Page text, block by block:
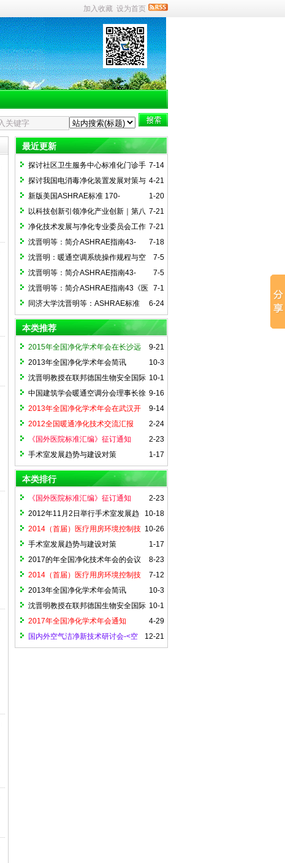
加入收藏 设为首页
最近更新
7-14
探讨社区卫生服务中心标准化门诊手
术室建设（一）
4-21
探讨我国电消毒净化装置发展对策与
国际接轨路径
1-20
新版美国ASHRAE标准 170-
2025《医疗护理设施通风》简介
7-21
以科技创新引领净化产业创新｜第八
届全国净化技术年会（2025）在郑州召开
7-21
净化技术发展与净化专业委员会工作
交流会召开
7-18
沈晋明等：简介ASHRAE指南43-
2025(4)医院通风运行指南附录解读
7-5
沈晋明：暖通空调系统操作规程与空
间监控简介ASHRAE指南43-2025（2）7-5
沈晋明等：简介ASHRAE指南43-
2025(3)《医院通风系统运行指南的实
施》
7-1
沈晋明等：简介ASHRAE指南43《医
疗护理设施通风运行指南》
6-24
同济大学沈晋明等：ASHRAE标准
241-2023 简介（三） ——传染风险管理
模式（下）
本类推荐
9-21
2015年全国净化学术年会在长沙远
大成功举行
10-3
2013年全国净化学术年会简讯
10-1
沈晋明教授在联邦德国生物安全国际
论坛大会上作：关于中国生物安全实验室
与控制设施系统的演讲
9-16
中国建筑学会暖通空调分会理事长徐
伟的贺信
9-14
2013年全国净化学术年会在武汉开
幕
2-24
2012全国暖通净化技术交流汇报
2-23
《国外医院标准汇编》征订通知
1-17
手术室发展趋势与建设对策
本类排行
2-23
《国外医院标准汇编》征订通知
10-18
2012年11月2日举行手术室发展趋
势与我们对策讲座
10-26
2014（首届）医疗用房环境控制技
术国际论坛在沪举办
1-17
手术室发展趋势与建设对策
8-23
2017的年全国净化技术年会的会议
议程
7-12
2014（首届）医疗用房环境控制技
术国际论坛 报名通知
10-3
2013年全国净化学术年会简讯
10-1
沈晋明教授在联邦德国生物安全国际
论坛大会上作：关于中国生物安全实验室
与控制设施系统的演讲
4-29
2017年全国净化学术年会通知
12-21
国内外空气洁净新技术研讨会-<空